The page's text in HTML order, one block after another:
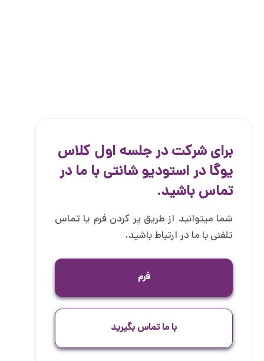
برای شرکت در جلسه اول کلاس
یوگا در استودیو شانتی با ما در
تماس باشید.
شما میتوانید از طریق پر کردن فرم یا تماس
تلفنی با ما در ارتباط باشید.
فرم
با ما تماس بگیرید